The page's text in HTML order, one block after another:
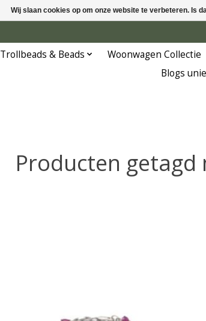
Trollbeads & Beads Woonwagen Collectie
Blogs
Producten
Wij slaan cookies op om onze website te verbeteren. Is